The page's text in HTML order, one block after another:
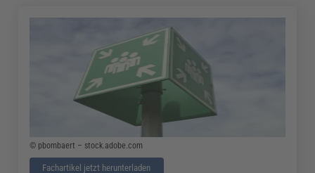
© pbombaert – stock.adobe.com
Fachartikel jetzt herunterladen